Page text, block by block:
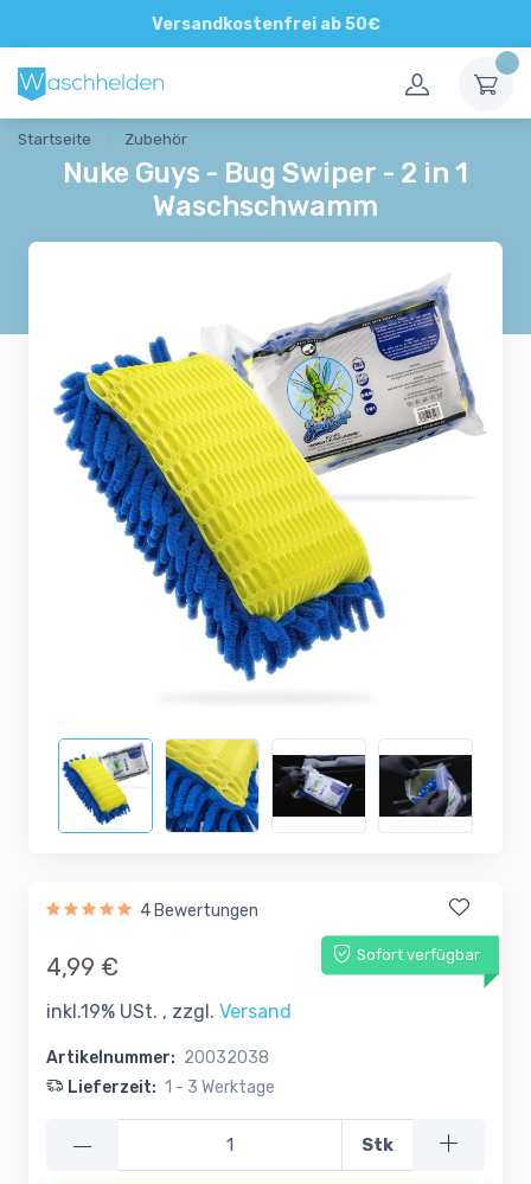
Versandkostenfrei ab 50€
Direkte und persönliche Beratung
Startseite Zubehör
Nuke Guys - Bug Swiper - 2 in 1
Waschschwamm
4 Bewertungen
Sofort verfügbar
4,99 €
inkl.19% USt. , zzgl. Versand
Artikelnummer: 20032038
Lieferzeit: 1 - 3 Werktage
— Stk